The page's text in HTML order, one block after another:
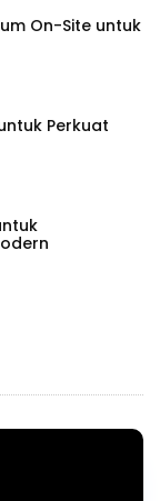
On-Site untuk
Perkuat